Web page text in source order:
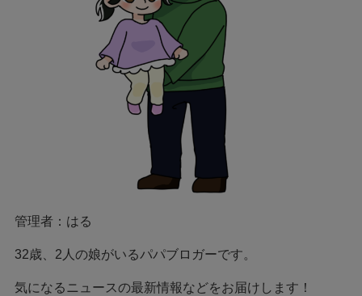
管理者：はる
32歳、2人の娘がいるパパブロガーです。
気になるニュースの最新情報などをお届けします！